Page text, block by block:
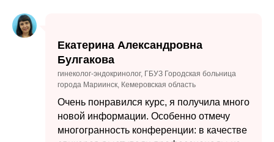
Екатерина Александровна
Булгакова
гинеколог-эндокринолог, ГБУЗ Городская больница
города Мариинск, Кемеровская область
Очень понравился курс, я получила много
новой информации. Особенно отмечу
многогранность конференции: в качестве